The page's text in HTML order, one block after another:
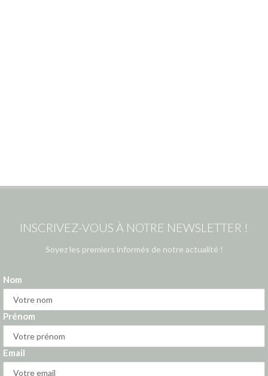
INSCRIVEZ-VOUS À NOTRE NEWSLETTER !
Soyez les premiers informés de notre actualité !
Nom
Prénom
Email